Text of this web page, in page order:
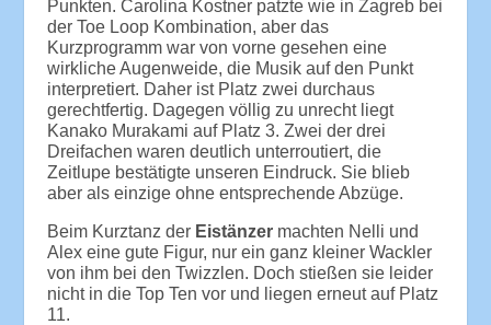
Punkten. Carolina Kostner patzte wie in Zagreb bei
der Toe Loop Kombination, aber das
Kurzprogramm war von vorne gesehen eine
wirkliche Augenweide, die Musik auf den Punkt
interpretiert. Daher ist Platz zwei durchaus
gerechtfertig. Dagegen völlig zu unrecht liegt
Kanako Murakami auf Platz 3. Zwei der drei
Dreifachen waren deutlich unterroutiert, die
Zeitlupe bestätigte unseren Eindruck. Sie blieb
aber als einzige ohne entsprechende Abzüge.
Beim Kurztanz der Eistänzermachten Nelli und
Alex eine gute Figur, nur ein ganz kleiner Wackler
von ihm bei den Twizzlen. Doch stießen sie leider
nicht in die Top Ten vor und liegen erneut auf Platz
11.